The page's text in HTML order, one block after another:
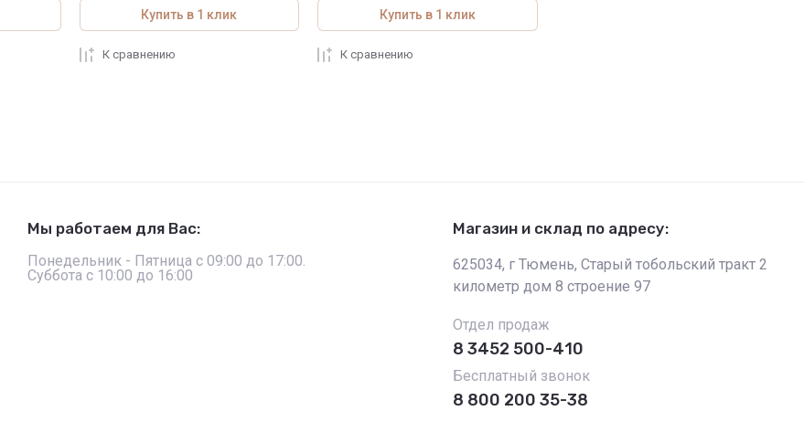
Купить в 1 клик
К сравнению
Купить в 1 клик
К сравнению
Мы работаем для Вас:
Понедельник - Пятница с 09:00 до 17:00.
Суббота с 10:00 до 16:00
Магазин и склад по адресу:
625034, г Тюмень, Старый тобольский тракт 2
километр дом 8 строение 97
Отдел продаж
8 3452 500-410
Бесплатный звонок
8 800 200 35-38